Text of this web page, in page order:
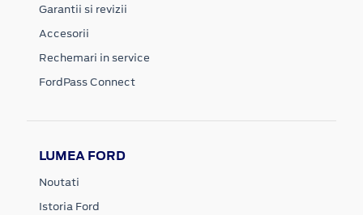
Garantii si revizii
Accesorii
Rechemari in service
FordPass Connect
LUMEA FORD
Noutati
Istoria Ford